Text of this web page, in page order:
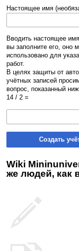
Настоящее имя
Вводить настоящее
вы заполните его, оно
использовано для
работ.
В целях защиты от
учётных записей
вопрос, показанный
14 / 2 =
Создать
Wiki
же людей, как